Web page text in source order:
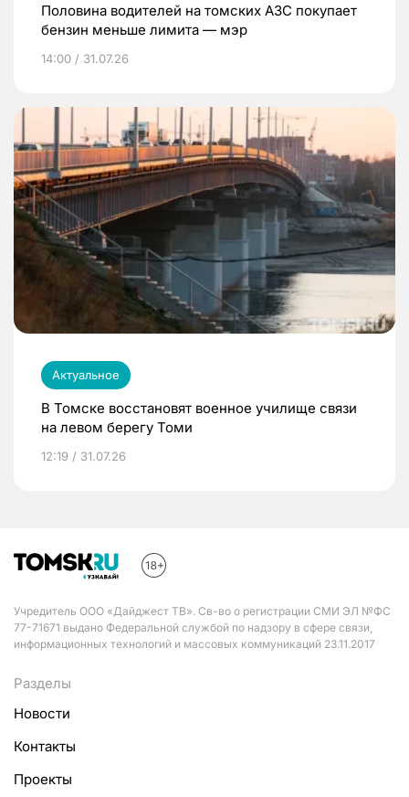
Половина водителей на томских АЗС покупает
бензин меньше лимита — мэр
14:00 / 31.07.26
Актуальное
В Томске восстановят военное училище связи
на левом берегу Томи
12:19 / 31.07.26
Учредитель ООО «Дайджест ТВ». Св-во о регистрации СМИ ЭЛ №ФС
77-71671 выдано Федеральной службой по надзору в сфере связи,
информационных технологий и массовых коммуникаций 23.11.2017
Разделы
Новости
Контакты
Проекты